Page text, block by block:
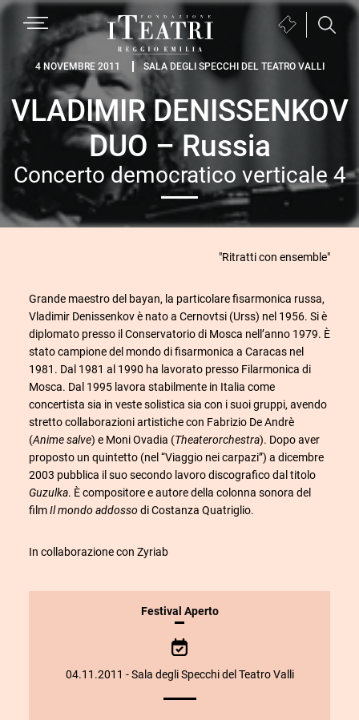
Passa
navigazione
primaria
Passa
contenuto
principale
Passa
pagina
MENU
Fondazione
I
Teatri
Reggio
Emilia
Biglietteria
apre
una
4 NOVEMBRE 2011 SALA DEGLI SPECCHI DEL TEATRO VALLI
VLADIMIR DENISSENKOV
DUO – Russia
Concerto democratico verticale 4
"Ritratti con ensemble"
Grande maestro del bayan, la particolare fisarmonica russa,
Vladimir Denissenkov è nato a Cernovtsi (Urss) nel 1956. Si è
diplomato presso il Conservatorio di Mosca nell’anno 1979. È
stato campione del mondo di fisarmonica a Caracas nel
1981. Dal 1981 al 1990 ha lavorato presso Filarmonica di
Mosca. Dal 1995 lavora stabilmente in Italia come
concertista sia in veste solistica sia con i suoi gruppi, avendo
stretto collaborazioni artistiche con Fabrizio De Andrè
(Anime salve) e Moni Ovadia (Theaterorchestra). Dopo aver
proposto un quintetto (nel “Viaggio nei carpazi”) a dicembre
2003 pubblica il suo secondo lavoro discografico dal titolo
Guzulka. È compositore e autore della colonna sonora del
filmIl mondo addossodi Costanza Quatriglio.
In collaborazione con Zyriab
INFORMAZIONIFestival Aperto
04.11.2011 - Sala degli Specchi del Teatro Valli